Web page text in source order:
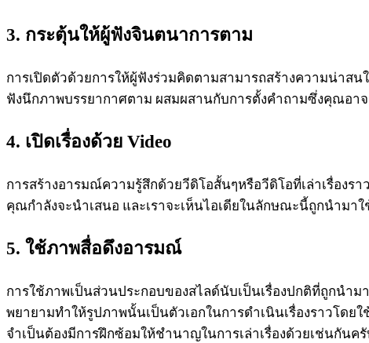
3. กระตุ้นให้ผู้ฟังจินตนาการตาม
การเปิดตัวด้วยการให้ผู้ฟังร่วมคิดตามสามารถสร้างความน่าส
ฟังนึกภาพบรรยากาศตาม ผสมผสานกับการตั้งคำถามซึ่งคุณอา
4. เปิดเรื่องด้วย Video
การสร้างอารมณ์ความรู้สึกด้วยวีดิโอสั้นๆหรือวีดิโอที่เล่าเรื่อง
คุณกำลังจะนำเสนอ และเราจะเห็นไอเดียในลักษณะนี้ถูกนำมา
5. ใช้ภาพสื่อดึงอารมณ์
การใช้ภาพเป็นส่วนประกอบของสไลด์นับเป็นเรื่องปกติที่ถูกนำ
พยายามทำให้รูปภาพนั้นเป็นตัวเอกในการดำเนินเรื่องราวโด
จำเป็นต้องมีการฝึกซ้อมให้ชำนาญในการเล่าเรื่องด้วยเช่นกันค